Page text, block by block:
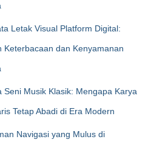
Letak Visual Platform Digital:
Keterbacaan dan Kenyamanan
Seni Musik Klasik: Mengapa Karya
Tetap Abadi di Era Modern
Navigasi yang Mulus di